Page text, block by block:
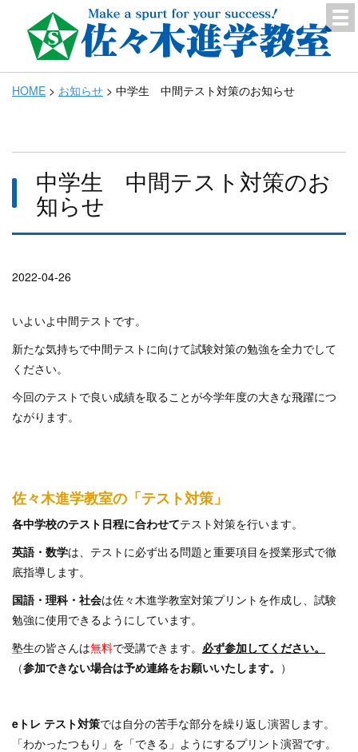
HOME > お知らせ > 中学生 中間テスト対策のお知らせ
中学生 中間テスト対策のお
知らせ
2022-04-26
いよいよ中間テストです。
新たな気持ちで中間テストに向けて試験対策の勉強を全力でして
ください。
今回のテストで良い成績を取ることが今学年度の大きな飛躍につ
ながります。
佐々木進学教室の「テスト対策」
各中学校のテスト日程に合わせてテスト対策を行います。
英語・数学は、テストに必ず出る問題と重要項目を授業形式で徹
底指導します。
国語・理科・社会は佐々木進学教室対策プリントを作成し、試験
勉強に使用できるようにしています。
塾生の皆さんは無料で受講できます。 必ず参加してください。
（参加できない場合は予め連絡をお願いいたします。 ）
eトレ テスト対策では自分の苦手な部分を繰り返し演習します。
「わかったつもり」を「できる」ようにするプリント演習です。